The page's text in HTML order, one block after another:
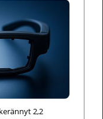
2,2